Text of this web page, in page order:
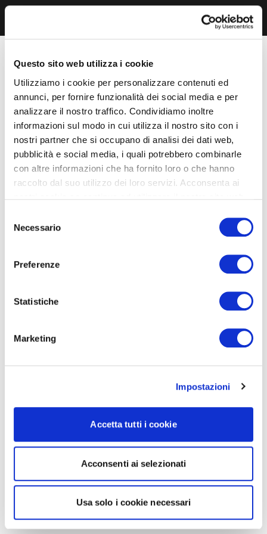
Questo sito web utilizza i cookie
Utilizziamo i cookie per personalizzare contenuti ed
annunci, per fornire funzionalità dei social media e per
analizzare il nostro traffico. Condividiamo inoltre
informazioni sul modo in cui utilizza il nostro sito con i
nostri partner che si occupano di analisi dei dati web,
pubblicità e social media, i quali potrebbero combinarle
con altre informazioni che ha fornito loro o che hanno
raccolto dal suo utilizzo dei loro servizi. Acconsenta ai
delNecessario
Preferenze
Statistiche
Marketing
Impostazioni
Accetta tutti i cookie
Acconsenti ai selezionati
Usa solo i cookie necessari